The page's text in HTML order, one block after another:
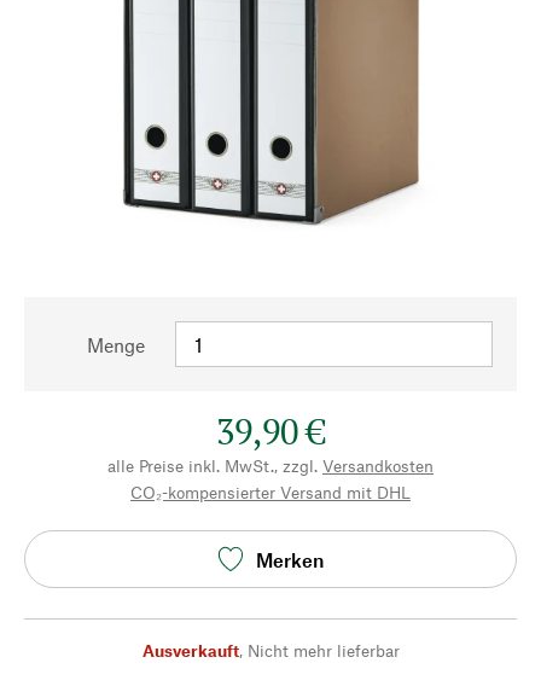
Menge
39,90 €
alle Preise inkl. MwSt., zzgl. Versandkosten
CO₂-kompensierter Versand mit DHL
Merken
Ausverkauft, Nicht mehr lieferbar